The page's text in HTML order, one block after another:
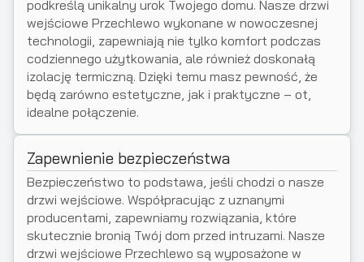
podkreślą unikalny urok Twojego domu. Nasze drzwi
wejściowe Przechlewo wykonane w nowoczesnej
technologii, zapewniają nie tylko komfort podczas
codziennego użytkowania, ale również doskonałą
izolację termiczną. Dzięki temu masz pewność, że
będą zarówno estetyczne, jak i praktyczne – ot,
idealne połączenie.
Zapewnienie bezpieczeństwa
Bezpieczeństwo to podstawa, jeśli chodzi o nasze
drzwi wejściowe. Współpracując z uznanymi
producentami, zapewniamy rozwiązania, które
skutecznie bronią Twój dom przed intruzami. Nasze
drzwi wejściowe Przechlewo są wyposażone w